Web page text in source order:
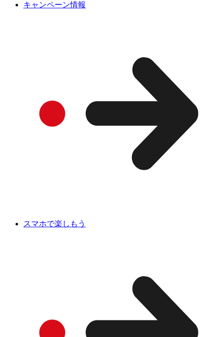
キャンペーン情報
スマホで楽しもう